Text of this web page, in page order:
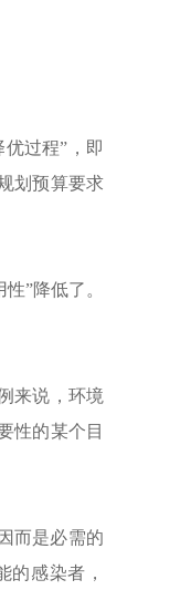
过程”，即
划预算要求
”降低了。
来说，环境
性的某个目
而是必需的
的感染者，